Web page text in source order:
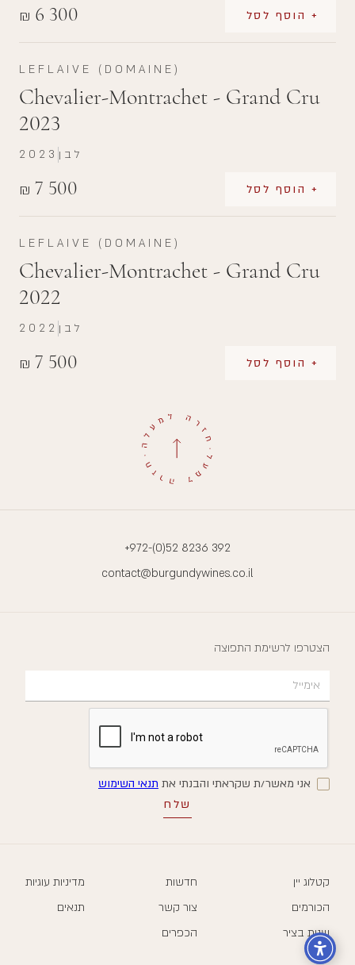
₪ 6 300 + הוסף לסל
LEFLAIVE (DOMAINE)
Chevalier-Montrachet - Grand Cru
2023
₪ 7 500 + הוסף לסל
2023 לבן
LEFLAIVE (DOMAINE)
Chevalier-Montrachet - Grand Cru
2022
₪ 7 500 + הוסף לסל
2022 לבן
+972-(0)52 8236 392
contact@burgundywines.co.il
הצטרפו לרשימת התפוצה
אני מאשר/ת שקראתי והבנתי את תנאי השימוש
קטלוג יין
הכורמים
שנות בציר
חדשות
צור קשר
הכפרים
מדיניות עוגיות
תנאים